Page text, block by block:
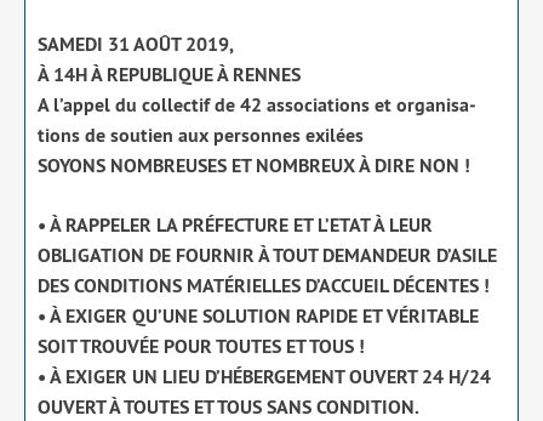
SAMEDI 31 AOÛT 2019,
À 14H À REPUBLIQUE À RENNES
A l’appel du col­lec­tif de 42 asso­cia­tions et orga­ni­sa­
tions de sou­tien aux per­sonnes exi­lées
SOYONS NOMBREUSES ET NOMBREUX À DIRE NON !
• À RAPPELER LA PRÉFECTURE ET L’ETAT À LEUR
OBLIGATION DE FOURNIR À TOUT DEMANDEUR D’ASILE
DES CONDITIONS MATÉRIELLES D’ACCUEIL DÉCENTES !
• À EXIGER QU’UNE SOLUTION RAPIDE ET VÉRITABLE
SOIT TROUVÉE POUR TOUTES ET TOUS !
• À EXIGER UN LIEU D’HÉBERGEMENT OUVERT 24 H/​24
OUVERT À TOUTES ET TOUS SANS CONDITION.